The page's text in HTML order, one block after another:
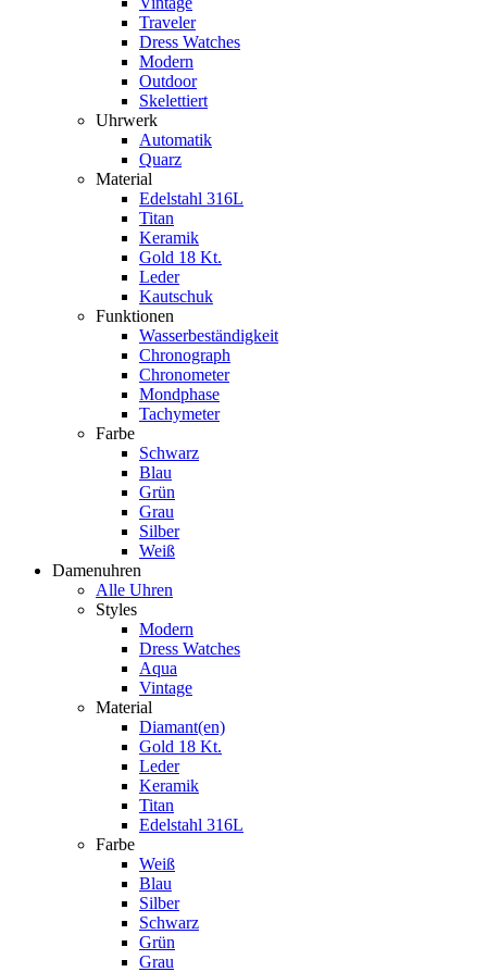
Traveler
Dress Watches
Modern
Outdoor
Skelettiert
Uhrwerk
Automatik
Quarz
Material
Edelstahl 316L
Titan
Keramik
Gold 18 Kt.
Leder
Kautschuk
Funktionen
Wasserbeständigkeit
Chronograph
Chronometer
Mondphase
Tachymeter
Farbe
Schwarz
Blau
Grün
Grau
Silber
Weiß
Damenuhren
Alle Uhren
Styles
Modern
Dress Watches
Aqua
Vintage
Material
Diamant(en)
Gold 18 Kt.
Leder
Keramik
Titan
Edelstahl 316L
Farbe
Weiß
Blau
Silber
Schwarz
Grün
Grau